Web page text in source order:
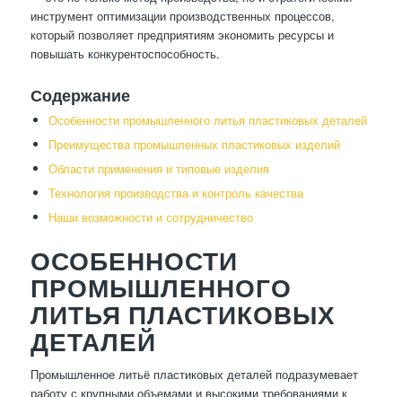
инструмент оптимизации производственных процессов,
который позволяет предприятиям экономить ресурсы и
повышать конкурентоспособность.
Содержание
Особенности промышленного литья пластиковых деталей
Преимущества промышленных пластиковых изделий
Области применения и типовые изделия
Технология производства и контроль качества
Наши возможности и сотрудничество
ОСОБЕННОСТИ
ПРОМЫШЛЕННОГО
ЛИТЬЯ ПЛАСТИКОВЫХ
ДЕТАЛЕЙ
Промышленное литьё пластиковых деталей подразумевает
работу с крупными объемами и высокими требованиями к